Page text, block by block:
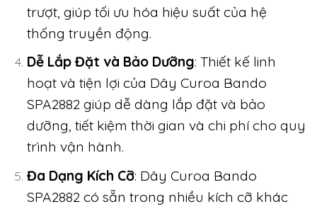
trượt, giúp tối ưu hóa hiệu suất của hệ
thống truyền động.
Dễ Lắp Đặt và Bảo Dưỡng: Thiết kế linh
hoạt và tiện lợi của Dây Curoa Bando
SPA2882 giúp dễ dàng lắp đặt và bảo
dưỡng, tiết kiệm thời gian và chi phí cho quy
trình vận hành.
Đa Dạng Kích Cỡ: Dây Curoa Bando
SPA2882 có sẵn trong nhiều kích cỡ khác